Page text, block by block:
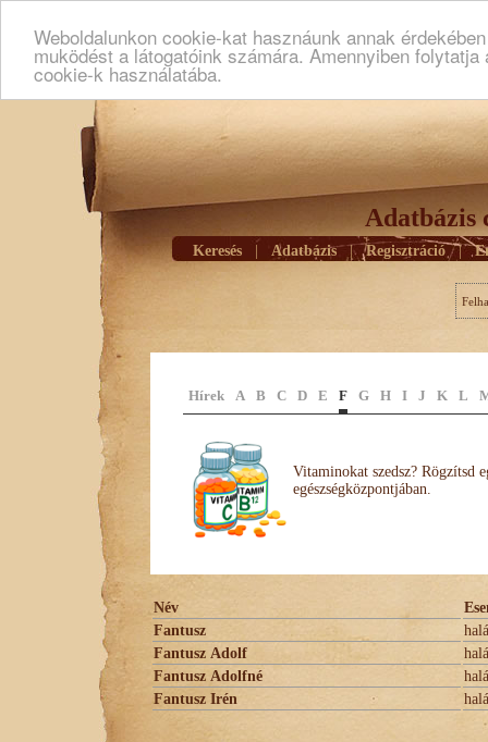
Weboldalunkon cookie-kat hasznáunk annak
muködést a látogatóink számára. Amennyiben
cookie-k használatába.
Adatbázis
Keresés Adatbázis | Regisztráció |
Hírek A B C D E F G H I J K L
Vitaminokat szedsz? Rögzítsd
egészségközpontjában.
Név
Fantusz
Fantusz Adolf
Fantusz Adolfné
Fantusz Irén